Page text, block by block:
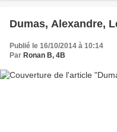
Dumas, Alexandre,
Publié le 16/10/2014 à 10:14
Par Ronan B, 4B